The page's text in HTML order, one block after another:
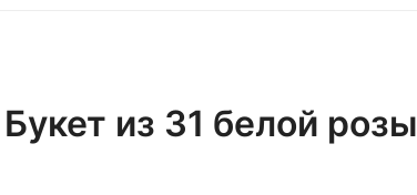
Букет из 31 белой розы